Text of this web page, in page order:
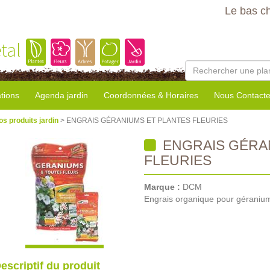
Le bas
Agenda jardin Coordonnées & Horaires Nous
produits jardin > ENGRAIS GÉRANIUMS ET PLANTES FLEURIES
ENGRAIS
FLEURIES
Marque : DCM
Engrais organique pour
du produit